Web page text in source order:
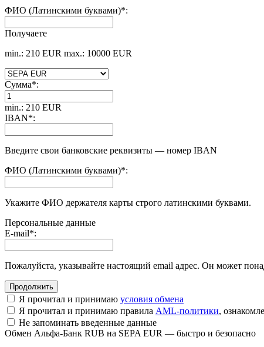
ФИО (Латинскими буквами)*:
Получаете
min.: 210 EUR max.: 10000 EUR
Сумма*:
min.: 210 EUR
IBAN*:
Введите свои банковские реквизиты — номер IBAN
ФИО (Латинскими буквами)*:
Укажите ФИО держателя карты строго латинскими буквами.
Персональные данные
E-mail*:
Пожалуйста, указывайте настоящий email адрес. Он может
Я прочитал и принимаю условия обмена
Я прочитал и принимаю правила AML-политики,
Не запоминать введенные данные
Обмен Альфа-Банк RUB на SEPA EUR — быстро и безопасно